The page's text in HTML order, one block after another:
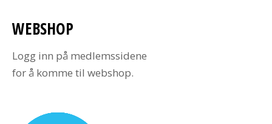
WEBSHOP
Logg inn på medlemssidene
for å komme til webshop.